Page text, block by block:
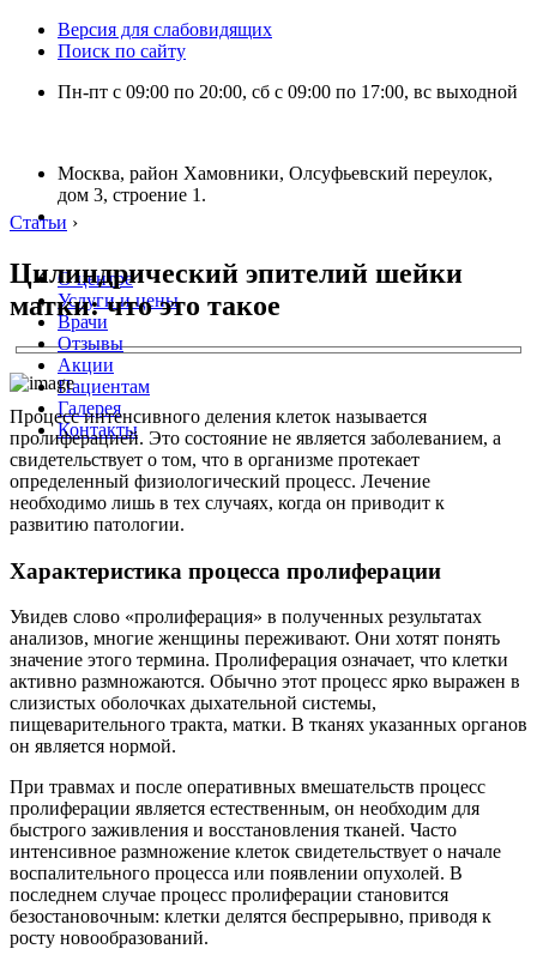
Версия для слабовидящих
Поиск по сайту
Пн-пт с 09:00 по 20:00, сб с 09:00 по 17:00, вс выходной
Москва, район Хамовники, Олсуфьевский переулок,
дом 3, строение 1.
О центре
Услуги и цены
Врачи
Отзывы
Акции
Пациентам
Галерея
Контакты
Статьи ›
Цилиндрический эпителий шейки
матки: что это такое
Процесс интенсивного деления клеток называется
пролиферацией. Это состояние не является заболеванием, а
свидетельствует о том, что в организме протекает
определенный физиологический процесс. Лечение
необходимо лишь в тех случаях, когда он приводит к
развитию патологии.
Характеристика процесса пролиферации
Увидев слово «пролиферация» в полученных результатах
анализов, многие женщины переживают. Они хотят понять
значение этого термина. Пролиферация означает, что клетки
активно размножаются. Обычно этот процесс ярко выражен в
слизистых оболочках дыхательной системы,
пищеварительного тракта, матки. В тканях указанных органов
он является нормой.
При травмах и после оперативных вмешательств процесс
пролиферации является естественным, он необходим для
быстрого заживления и восстановления тканей. Часто
интенсивное размножение клеток свидетельствует о начале
воспалительного процесса или появлении опухолей. В
последнем случае процесс пролиферации становится
безостановочным: клетки делятся беспрерывно, приводя к
росту новообразований.